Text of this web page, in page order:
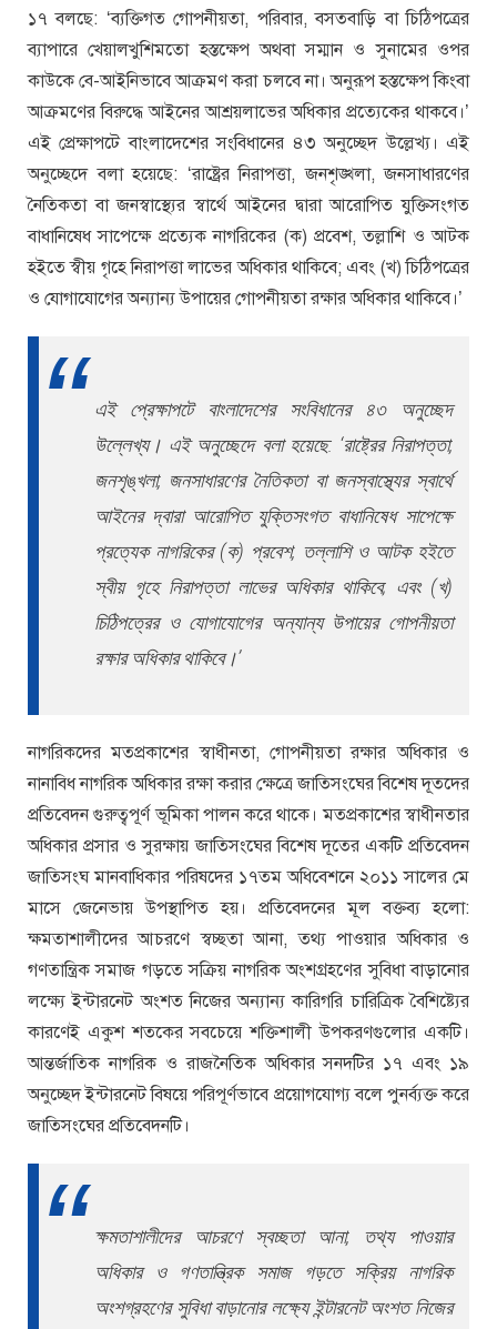
১৭ বলছে: ‘ব্যক্তিগত গোপনীয়তা, পরিবার, বসতবাড়ি বা চিঠিপত্রের
ব্যাপারে খেয়ালখুশিমতো হস্তক্ষেপ অথবা সম্মান ও সুনামের ওপর
কাউকে বে-আইনিভাবে আক্রমণ করা চলবে না। অনুরূপ হস্তক্ষেপ কিংবা
আক্রমণের বিরুদ্ধে আইনের আশ্রয়লাভের অধিকার প্রত্যেকের থাকবে।’
এই প্রেক্ষাপটে বাংলাদেশের সংবিধানের ৪৩ অনুচ্ছেদ উল্লেখ্য। এই
অনুচ্ছেদে বলা হয়েছে: ‘রাষ্ট্রের নিরাপত্তা, জনশৃঙ্খলা, জনসাধারণের
নৈতিকতা বা জনস্বাস্থ্যের স্বার্থে আইনের দ্বারা আরোপিত যুক্তিসংগত
বাধানিষেধ সাপেক্ষে প্রত্যেক নাগরিকের (ক) প্রবেশ, তল্লাশি ও আটক
হইতে স্বীয় গৃহে নিরাপত্তা লাভের অধিকার থাকিবে; এবং (খ) চিঠিপত্রের
ও যোগাযোগের অন্যান্য উপায়ের গোপনীয়তা রক্ষার অধিকার থাকিবে।’
এই প্রেক্ষাপটে বাংলাদেশের সংবিধানের ৪৩ অনুচ্ছেদ
উল্লেখ্য। এই অনুচ্ছেদে বলা হয়েছে: ‘রাষ্ট্রের নিরাপত্তা,
জনশৃঙ্খলা, জনসাধারণের নৈতিকতা বা জনস্বাস্থ্যের স্বার্থে
আইনের দ্বারা আরোপিত যুক্তিসংগত বাধানিষেধ সাপেক্ষে
প্রত্যেক নাগরিকের (ক) প্রবেশ, তল্লাশি ও আটক হইতে
স্বীয় গৃহে নিরাপত্তা লাভের অধিকার থাকিবে; এবং (খ)
চিঠিপত্রের ও যোগাযোগের অন্যান্য উপায়ের গোপনীয়তা
রক্ষার অধিকার থাকিবে।’
নাগরিকদের মতপ্রকাশের স্বাধীনতা, গোপনীয়তা রক্ষার অধিকার ও
নানাবিধ নাগরিক অধিকার রক্ষা করার ক্ষেত্রে জাতিসংঘের বিশেষ দূতদের
প্রতিবেদন গুরুত্বপূর্ণ ভূমিকা পালন করে থাকে। মতপ্রকাশের স্বাধীনতার
অধিকার প্রসার ও সুরক্ষায় জাতিসংঘের বিশেষ দূতের একটি প্রতিবেদন
জাতিসংঘ মানবাধিকার পরিষদের ১৭তম অধিবেশনে ২০১১ সালের মে
মাসে জেনেভায় উপস্থাপিত হয়। প্রতিবেদনের মূল বক্তব্য হলো:
ক্ষমতাশালীদের আচরণে স্বচ্ছতা আনা, তথ্য পাওয়ার অধিকার ও
গণতান্ত্রিক সমাজ গড়তে সক্রিয় নাগরিক অংশগ্রহণের সুবিধা বাড়ানোর
লক্ষ্যে ইন্টারনেট অংশত নিজের অন্যান্য কারিগরি চারিত্রিক বৈশিষ্ট্যের
কারণেই একুশ শতকের সবচেয়ে শক্তিশালী উপকরণগুলোর একটি।
আন্তর্জাতিক নাগরিক ও রাজনৈতিক অধিকার সনদটির ১৭ এবং ১৯
অনুচ্ছেদ ইন্টারনেট বিষয়ে পরিপূর্ণভাবে প্রয়োগযোগ্য বলে পুনর্ব্যক্ত করে
জাতিসংঘের প্রতিবেদনটি।
ক্ষমতাশালীদের আচরণে স্বচ্ছতা আনা, তথ্য পাওয়ার
অধিকার ও গণতান্ত্রিক সমাজ গড়তে সক্রিয় নাগরিক
অংশগ্রহণের সুবিধা বাড়ানোর লক্ষ্যে ইন্টারনেট অংশত নিজের